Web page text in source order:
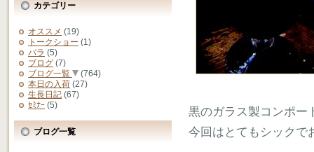
カテゴリー
オススメ (19)
トークショー (1)
バラ (5)
ブログ (7)
ブログ一覧
(764)
本日の入荷 (27)
生長日記 (67)
ｾﾐﾅｰ (5)
ブログ一覧
黒のガラス製コンポー
今回はとてもシックで